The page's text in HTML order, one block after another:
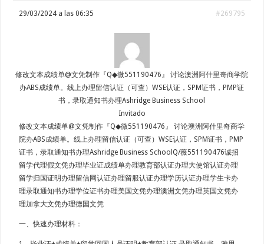
29/03/2024 a las 06:35 #269795
修改文本成绩单@文凭制作『Q◆微551190476』 讨论澳洲阿什里奇商学院
办ABS成绩单。线上办理留信认证（可查）WSE认证，SPM证书，PMP证
书，录取通知书办理Ashridge Business School
Invitado
修改文本成绩单@文凭制作『Q◆微551190476』 讨论澳洲阿什里奇商学
院办ABS成绩单。线上办理留信认证（可查）WSE认证，SPM证书，PMP
证书，录取通知书办理Ashridge Business SchoolQ/薇551190476诚招
留学代理假文凭办理毕业证成绩单办理教育部认证办理大使馆认证办理
留学归国证明办理留信网认证办理留服认证办理学历认证办理学生卡办
理录取通知书办理学位证书办理美国文凭办理澳洲文凭办理英国文凭办
理加拿大文凭办理德国文凭
一、快速办理材料：